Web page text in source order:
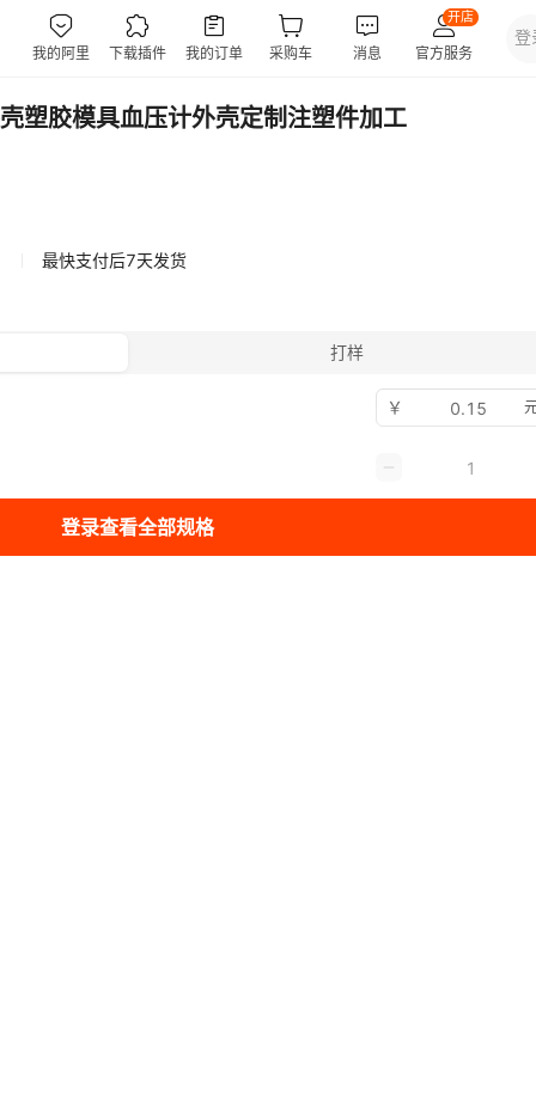
塑胶模具血压计外壳定制注塑件加工
最快支付后7天发货
打样
￥
登录查看全部规格